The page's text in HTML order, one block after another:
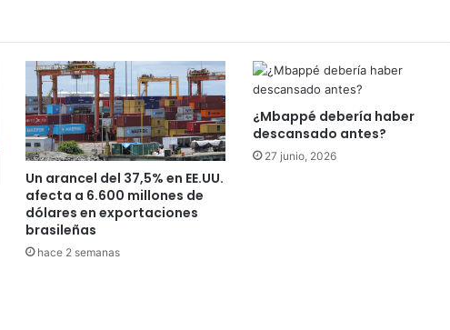
Un arancel del 37,5% en EE.UU.
afecta a 6.600 millones de
dólares en exportaciones
brasileñas
hace 2 semanas
¿Mbappé debería haber
descansado antes?
27 junio, 2026